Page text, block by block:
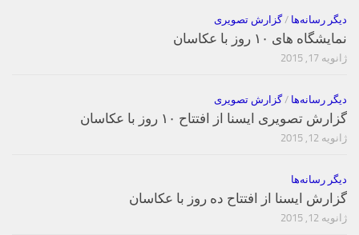
دیگر رسانه‌ها /گزارش تصویری
نمایشگاه های ۱۰ روز با عکاسان
ژانویه 17, 2015
دیگر رسانه‌ها /گزارش تصویری
گزارش تصویری ایسنا از افتتاح ۱۰ روز با عکاسان
ژانویه 12, 2015
دیگر رسانه‌ها
گزارش ایسنا از افتتاح ده روز با عکاسان
ژانویه 12, 2015